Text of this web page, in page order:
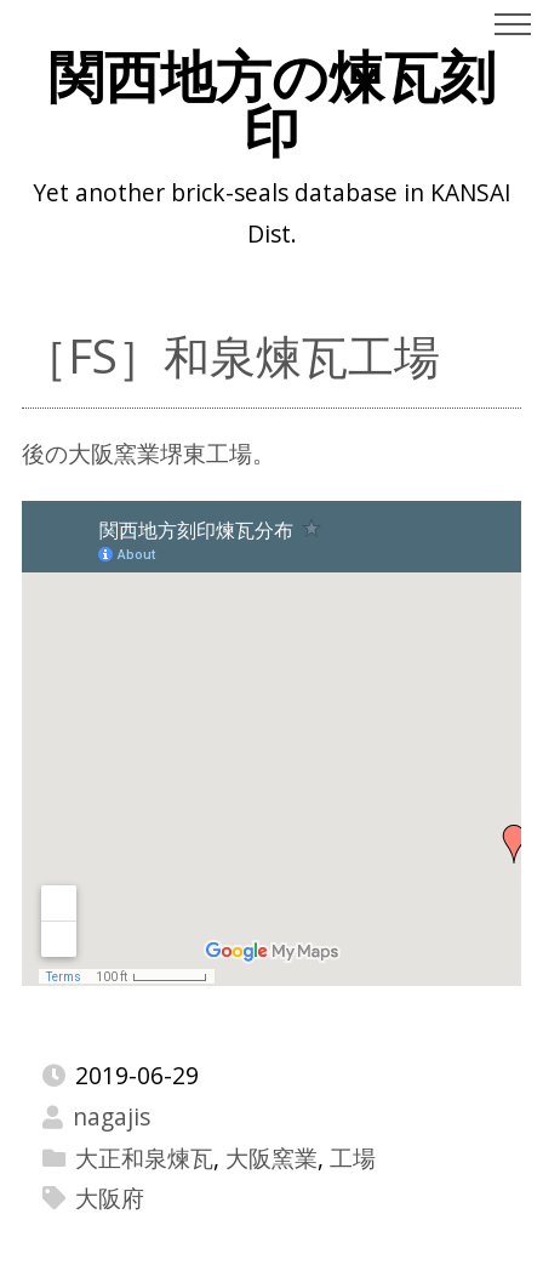
関西地方の煉瓦刻
印
Yet another brick-seals database in KANSAI
Dist.
［FS］和泉煉瓦工場
後の大阪窯業堺東工場。
2019-06-29
nagajis
大正和泉煉瓦, 大阪窯業, 工場
大阪府